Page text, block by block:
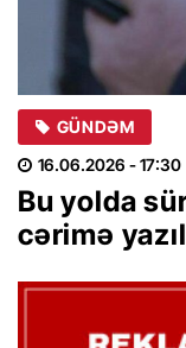
GÜNDƏM
16.06.2026 - 17:30
Bu yolda
cərimə